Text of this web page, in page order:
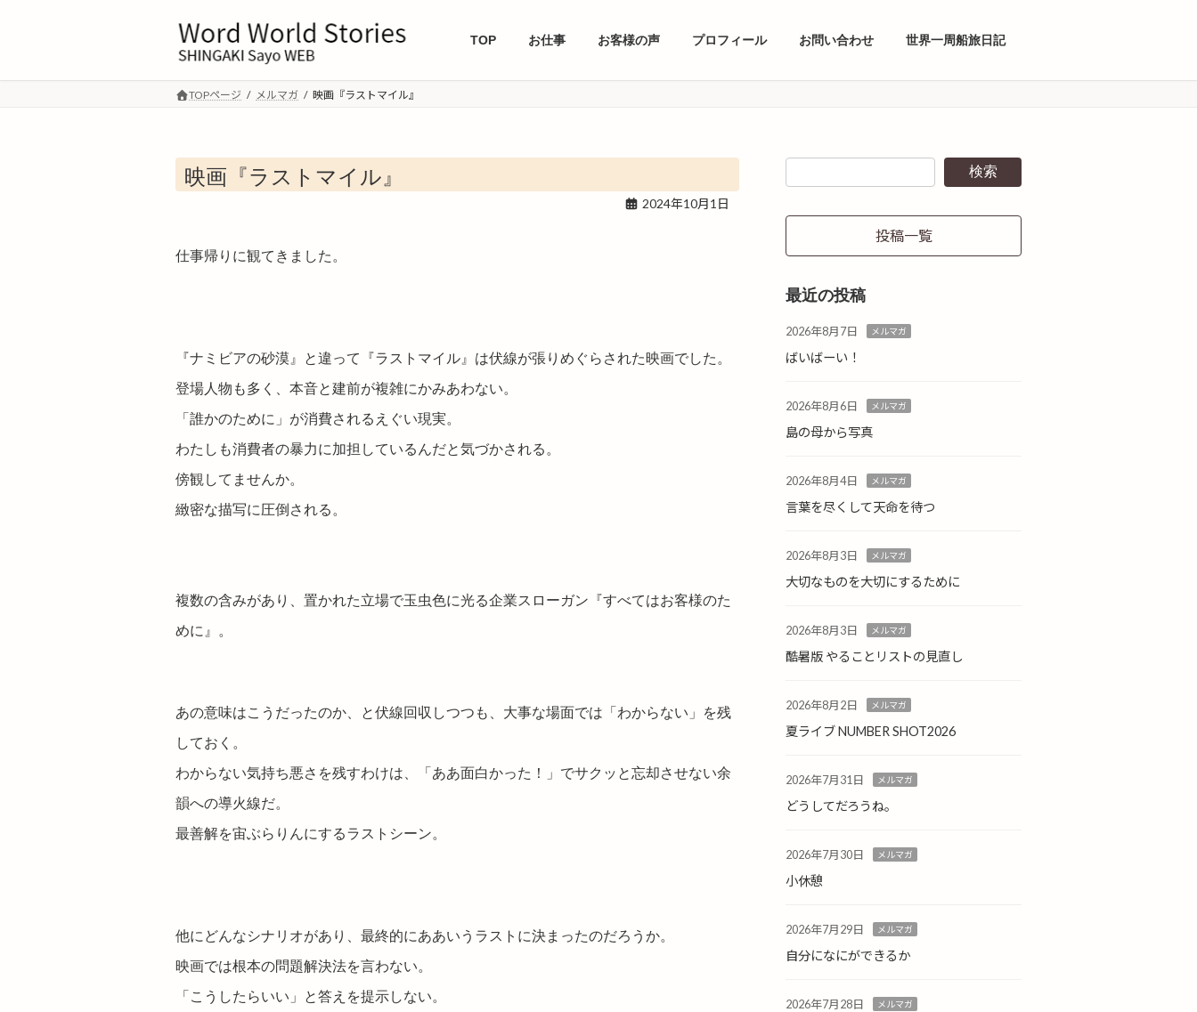
TOP お仕事 お客様の声 プロフィール お問い合わせ 世界一周船旅日記
TOPページ メルマガ 映画『ラストマイル』
映画『ラストマイル』
2024年10月1日
仕事帰りに観てきました。
『ナミビアの砂漠』と違って『ラストマイル』は伏線が張りめぐらされた映画でした。
登場人物も多く、 本音と建前が複雑にかみあわない。
「誰かのために」が消費されるえぐい現実。
わたしも消費者の暴力に加担しているんだと気づかされる。
傍観してませんか。
緻密な描写に圧倒される。
複数の含みがあり、置かれた立場で玉虫色に光る企業スローガン『すべてはお客様のた
めに』。
あの意味はこうだったのか、と伏線回収しつつも、大事な場面では「わからない」を残
しておく。
わからない気持ち悪さを残すわけは、「ああ面白かった！」でサクッと忘却させない余
韻への導火線だ。
最善解を宙ぶらりんにするラストシーン。
他にどんなシナリオがあり、最終的にああいうラストに決まったのだろうか。
映画では根本の問題解決法を言わない。
「こうしたらいい」と答えを提示しない。
検索
投稿一覧
最近の投稿
2026年8月7日 メルマガ
ばいばーい！
2026年8月6日 メルマガ
島の母から写真
2026年8月4日 メルマガ
言葉を尽くして天命を待つ
2026年8月3日 メルマガ
大切なものを大切にするために
2026年8月3日 メルマガ
酷暑版 やることリストの見直し
2026年8月2日 メルマガ
夏ライブ NUMBER SHOT2026
2026年7月31日 メルマガ
どうしてだろうね。
2026年7月30日 メルマガ
小休憩
2026年7月29日 メルマガ
自分になにができるか
2026年7月28日 メルマガ